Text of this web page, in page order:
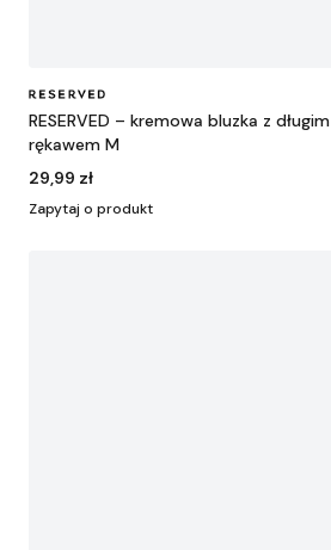
RESERVED – kremowa bluzka z długim
rękawem M
29,99 zł
Zapytaj o produkt